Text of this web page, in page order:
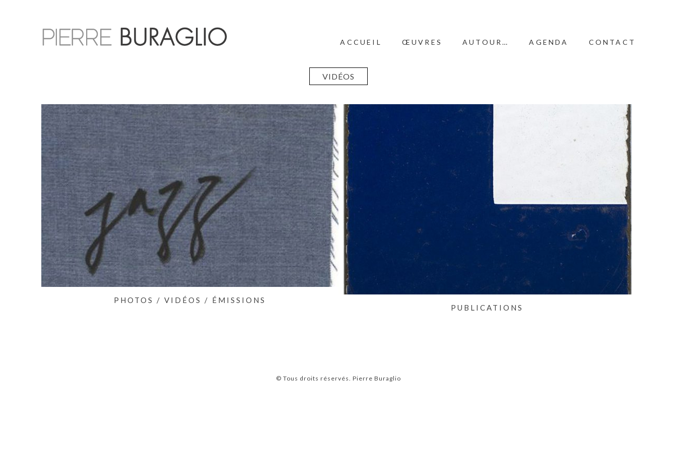
ACCUEIL ŒUVRES AUTOUR… AGENDA CONTACT
VIDÉOS
PHOTOS / VIDÉOS / ÉMISSIONS
PUBLICATIONS
© Tous droits réservés. Pierre Buraglio